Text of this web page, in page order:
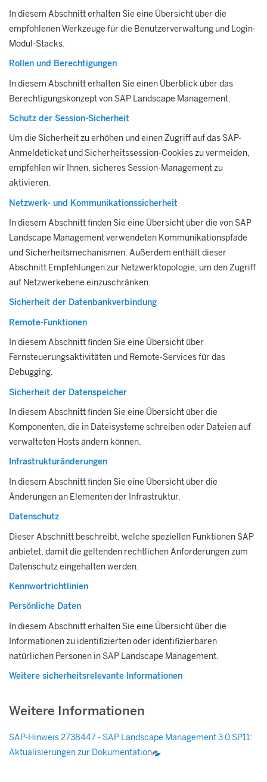
In diesem Abschnitt erhalten Sie eine Übersicht über die
empfohlenen Werkzeuge für die Benutzerverwaltung und Login-
Modul-Stacks.
Rollen und Berechtigungen
In diesem Abschnitt erhalten Sie einen Überblick über das
Berechtigungskonzept von SAP Landscape Management.
Schutz der Session-Sicherheit
Um die Sicherheit zu erhöhen und einen Zugriff auf das SAP-
Anmeldeticket und Sicherheitssession-Cookies zu vermeiden,
empfehlen wir Ihnen, sicheres Session-Management zu
aktivieren.
Netzwerk- und Kommunikationssicherheit
In diesem Abschnitt finden Sie eine Übersicht über die von SAP
Landscape Managementverwendeten Kommunikationspfade
und Sicherheitsmechanismen. Außerdem enthält dieser
Abschnitt Empfehlungen zur Netzwerktopologie, um den Zugriff
auf Netzwerkebene einzuschränken.
Sicherheit der Datenbankverbindung
Remote-Funktionen
In diesem Abschnitt finden Sie eine Übersicht über
Fernsteuerungsaktivitäten und Remote-Services für das
Debugging.
Sicherheit der Datenspeicher
In diesem Abschnitt finden Sie eine Übersicht über die
Komponenten, die in Dateisysteme schreiben oder Dateien auf
verwalteten Hosts ändern können.
Infrastrukturänderungen
In diesem Abschnitt finden Sie eine Übersicht über die
Änderungen an Elementen der Infrastruktur.
Datenschutz
Dieser Abschnitt beschreibt, welche speziellen Funktionen SAP
anbietet, damit die geltenden rechtlichen Anforderungen zum
Datenschutz eingehalten werden.
Kennwortrichtlinien
Persönliche Daten
In diesem Abschnitt erhalten Sie eine Übersicht über die
Informationen zu identifizierten oder identifizierbaren
natürlichen Personen in SAP Landscape Management.
Weitere sicherheitsrelevante Informationen
Weitere Informationen
SAP-Hinweis 2738447 - SAP Landscape Management3.0 SP11:
Aktualisierungen zur Dokumentation